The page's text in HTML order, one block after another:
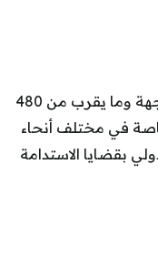
شهدت المبادرة حضور أكثر من 270 جهة وما يقرب من 480
في مختلف أنحاء
بقضايا الاستدامة